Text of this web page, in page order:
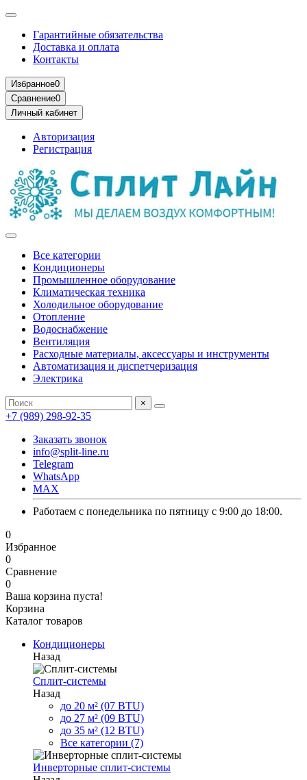
Гарантийные обязательства
Доставка и оплата
Контакты
Избранное0
Сравнение0
Личный кабинет
Авторизация
Регистрация
Все категории
Кондиционеры
Промышленное оборудование
Климатическая техника
Холодильное оборудование
Отопление
Водоснабжение
Вентиляция
Расходные материалы, аксессуары и инструменты
Автоматизация и диспетчеризация
Электрика
×
+7 (989) 298-92-35
Заказать звонок
info@split-line.ru
Telegram
WhatsApp
MAX
Работаем с понедельника по пятницу с 9:00 до 18:00.
0
Избранное
0
Сравнение
0
Ваша корзина пуста!
Корзина
Каталог товаров
Кондиционеры
Назад
Сплит-системы
Назад
до 20 м² (07 BTU)
до 27 м² (09 BTU)
до 35 м² (12 BTU)
Все категории (7)
Инверторные сплит-системы